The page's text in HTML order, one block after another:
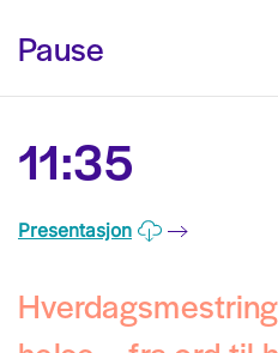
Pause
11:35
Presentasjon